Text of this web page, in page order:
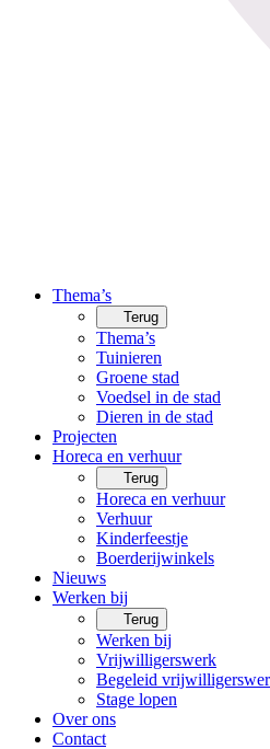
Thema’s
Terug
Thema’s
Tuinieren
Groene stad
Voedsel in de stad
Dieren in de stad
Projecten
Horeca en verhuur
Terug
Horeca en verhuur
Verhuur
Kinderfeestje
Boerderijwinkels
Nieuws
Werken bij
Terug
Werken bij
Vrijwilligerswerk
Begeleid
Stage lopen
Over ons
Contact